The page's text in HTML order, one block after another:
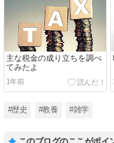
主な税金の成り立ちを調べ
てみたよ
1年前
#歴史 #教養 #雑学